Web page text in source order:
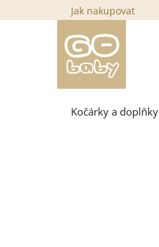
na
Jak nakupovat
Kočárky a doplňky